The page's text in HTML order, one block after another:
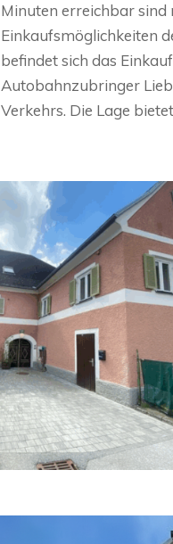
Minuten erreichbar sind
Einkaufsmöglichkeiten
befindet sich das
Autobahnzubringer
Verkehrs. Die Lage